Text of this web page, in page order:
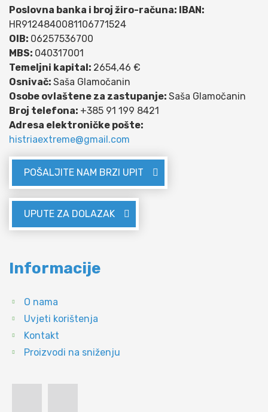
Poslovna banka i broj žiro-računa: IBAN:
HR9124840081106771524
OIB: 06257536700
MBS: 040317001
Temeljni kapital: 2654,46 €
Osnivač: Saša Glamočanin
Osobe ovlaštene za zastupanje: Saša Glamočanin
Broj telefona: +385 91 199 8421
Adresa elektroničke pošte:
histriaextreme@gmail.com
POŠALJITE NAM BRZI UPIT
UPUTE ZA DOLAZAK
Informacije
O nama
Uvjeti korištenja
Kontakt
Proizvodi na sniženju